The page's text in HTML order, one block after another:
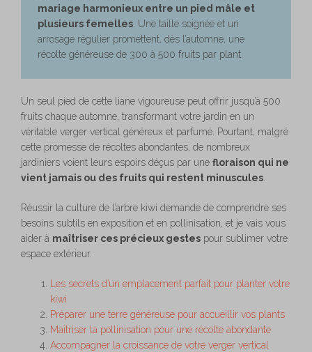
mariage harmonieux entre un pied mâle et
plusieurs femelles. Une taille soignée et un
arrosage régulier promettent, dès l’automne, une
récolte généreuse de 300 à 500 fruits par plant.
Un seul pied de cette liane vigoureuse peut offrir jusqu’à 500
fruits chaque automne, transformant votre jardin en un
véritable verger vertical généreux et parfumé. Pourtant, malgré
cette promesse de récoltes abondantes, de nombreux
jardiniers voient leurs espoirs déçus par une floraison qui ne
vient jamais ou des fruits qui restent minuscules.
Réussir la culture de l’arbre kiwi demande de comprendre ses
besoins subtils en exposition et en pollinisation, et je vais vous
aider à maîtriser ces précieux gestes pour sublimer votre
espace extérieur.
Les secrets d’un emplacement parfait pour planter votre
kiwi
Préparer une terre généreuse pour accueillir vos plants
Maîtriser la pollinisation pour une récolte abondante
Accompagner la croissance de votre verger vertical